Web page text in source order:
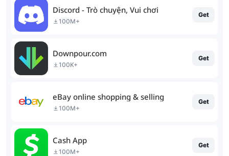
Discord - Trò chuyện, Vui chơi
100M+
Get
Downpour.com
100K+
Get
eBay online shopping & selling
100M+
Get
Cash App
100M+
Get